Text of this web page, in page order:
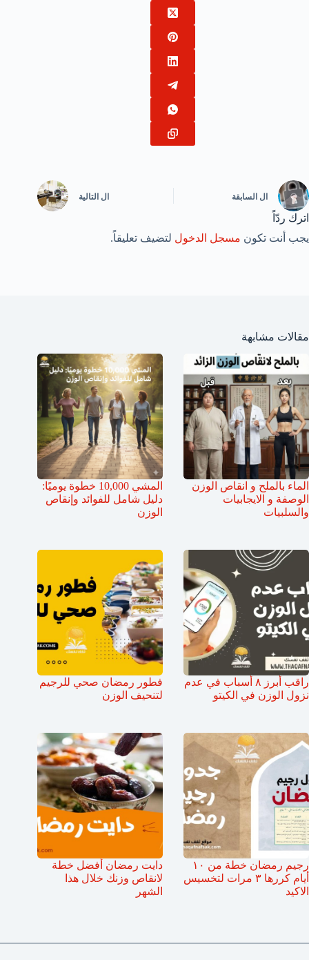
ال السابقة ال التالية
اترك ردّاً
يجب أنت تكون مسجل الدخول لتضيف تعليقاً.
مقالات مشابهة
الماء بالملح و انقاص الوزن
الوصفة و الايجابيات
والسلبيات
المشي 10,000 خطوة يوميًا:
دليل شامل للفوائد وإنقاص
الوزن
راقب أبرز ٨ أسباب في عدم
نزول الوزن في الكيتو
فطور رمضان صحي للرجيم
لتنحيف الوزن
رجيم رمضان خطة من ١٠
أيام كررها ٣ مرات لتخسيس
الاكيد
دايت رمضان أفضل خطة
لانقاص وزنك خلال هذا
الشهر